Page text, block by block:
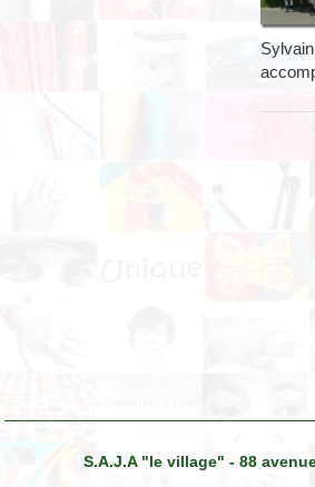
S.A.J.A "le village" - 88